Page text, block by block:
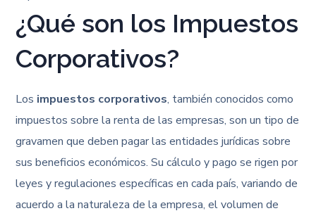
¿Qué son los Impuestos
Corporativos?
Los impuestos corporativos, también conocidos como
impuestos sobre la renta de las empresas, son un tipo de
gravamen que deben pagar las entidades jurídicas sobre
sus beneficios económicos. Su cálculo y pago se rigen por
leyes y regulaciones específicas en cada país, variando de
acuerdo a la naturaleza de la empresa, el volumen de